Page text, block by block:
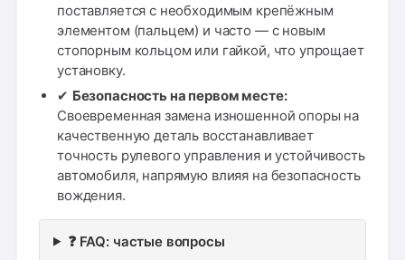
поставляется с необходимым крепёжным
элементом (пальцем) и часто — с новым
стопорным кольцом или гайкой, что упрощает
установку.
✔ Безопасность на первом месте:
Своевременная замена изношенной опоры на
качественную деталь восстанавливает
точность рулевого управления и устойчивость
автомобиля, напрямую влияя на безопасность
вождения.
❓ FAQ: частые вопросы